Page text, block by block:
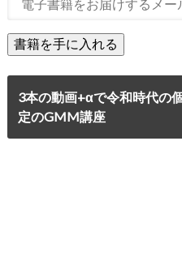
3本の動画+αで令和時代の
定のGMM講座